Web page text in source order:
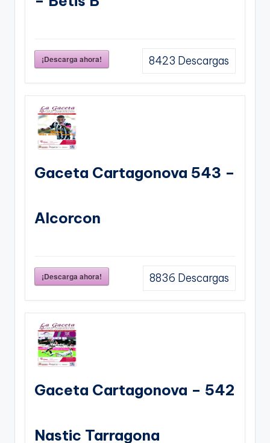
¡Descarga ahora! 8423 Descargas
Gaceta Cartagonova 543 –
Alcorcon
¡Descarga ahora! 8836 Descargas
Gaceta Cartagonova – 542
Nastic Tarragona